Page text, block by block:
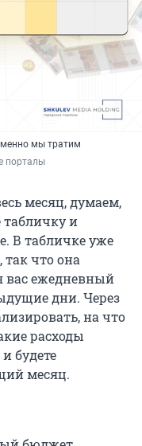
мы тратим
порталы
месяц, думаем,
и
В табличке уже
что она
вас ежедневный
дни. Через
на что
расходы
будете
месяц.